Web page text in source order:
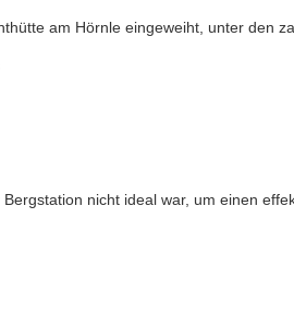
am Hörnle eingeweiht, unter den
nicht ideal war, um einen